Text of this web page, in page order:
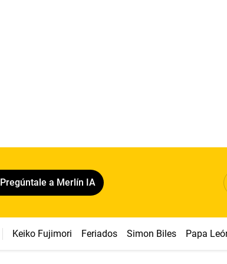
Pregúntale a Merlín IA
Keiko Fujimori Feriados Simon Biles Papa